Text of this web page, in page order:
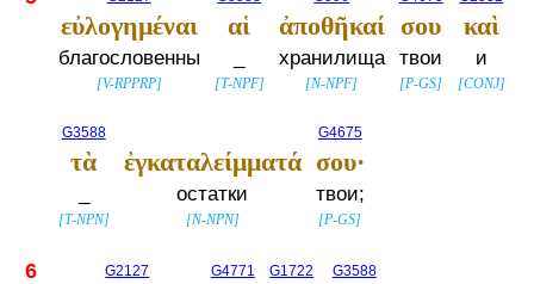
εὐλογημέναι
благословенны
[V-RPPRP]
αἱ
[T-NPF]
ἀποθῆκαί
хранилища
[N-NPF]
σου
твои
[P-GS]
καὶ
и
[CONJ]
G3588
τὰ
[T-NPN]
ἐγκαταλείμματά
остатки
[N-NPN]
G4675
σου·
твои;
[P-GS]
6 G2127 G4771 G1722 G3588